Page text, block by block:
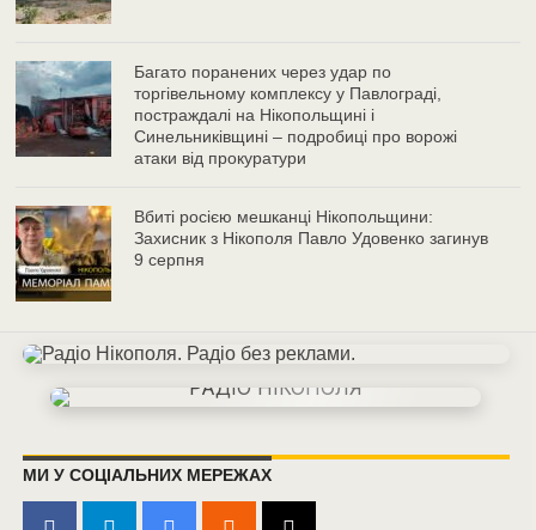
Багато поранених через удар по
торгівельному комплексу у Павлограді,
постраждалі на Нікопольщині і
Синельниківщині – подробиці про ворожі
атаки від прокуратури
Вбиті росією мешканці Нікопольщини:
Захисник з Нікополя Павло Удовенко загинув
9 серпня
МИ У СОЦІАЛЬНИХ МЕРЕЖАХ